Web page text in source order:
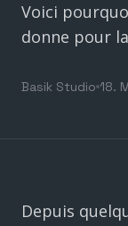
Voici
donne pour
Basik Studio 18.
Depuis